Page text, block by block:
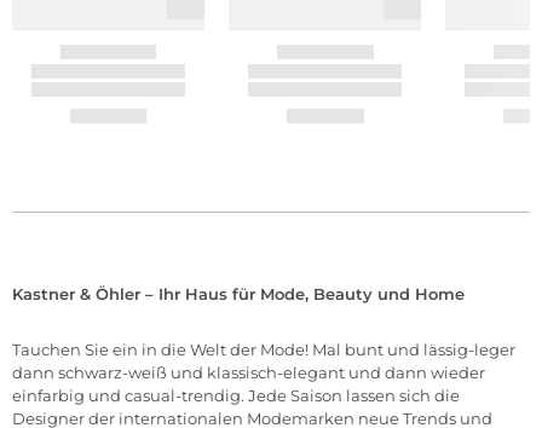
Kastner & Öhler – Ihr Haus für Mode, Beauty und Home
Tauchen Sie ein in die Welt der Mode! Mal bunt und lässig-leger
dann schwarz-weiß und klassisch-elegant und dann wieder
einfarbig und casual-trendig. Jede Saison lassen sich die
Designer der internationalen Modemarken neue Trends und